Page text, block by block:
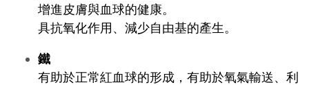
增進皮膚與血球的健康。
具抗氧化作用、減少自由基的產生。
鐵
有助於正常紅血球的形成，有助於氧氣輸送、利